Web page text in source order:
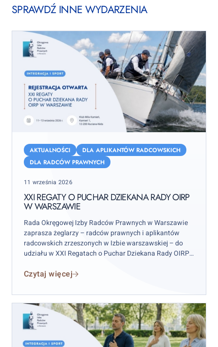
SPRAWDŹ INNE WYDARZENIA
Regaty
Dziekana
Rady
OIRP
Warszawie
AKTUALNOŚCI
DLA APLIKANTÓW RADCOWSKICH
DLA RADCÓW PRAWNYCH
Posted
11 września 2026
XXI REGATY O PUCHAR DZIEKANA RADY OIRP
W WARSZAWIE
Rada Okręgowej Izby Radców Prawnych w Warszawie
zaprasza żeglarzy – radców prawnych i aplikantów
radcowskich zrzeszonych w Izbie warszawskiej – do
udziału w XXI Regatach o Puchar Dziekana Rady OIRP
września 2026 r. (sobota–niedziela), przy czym
Czytaj więcej